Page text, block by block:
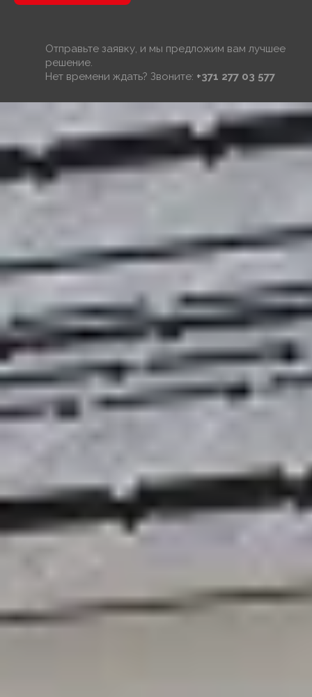
Отправьте заявку, и мы предложим вам лучшее
решение.
Нет времени ждать? Звоните: +371 277 03 577